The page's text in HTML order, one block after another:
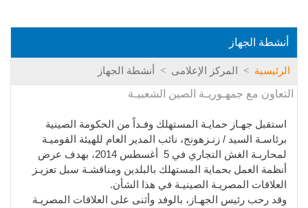
أنشطة الجهاز
الرئيسية > المركز الإعلامى > أنشطة الجهاز
التعاون مع جمهـوريـة الصين الشعبيـة
استقبل جهـاز حمايـة المستهلك وفـداً من الحكومة الصينية
برئاسـة السيد / زنـزهونج، نائب المدير العام للهيئة القوميـة
لمحاربـة الغش التجاري في 5 أغسطس 2014، بهدف عرض
أنظمة العمل بحماية المستهلك بالبلدين ومناقشـة سبل تعزيـز
العلاقات المصريـة الصينيـة في هذا الشأن.
وقد رحب رئيس الجهـاز، بالوفد وأثنى على العلاقات المصريـة